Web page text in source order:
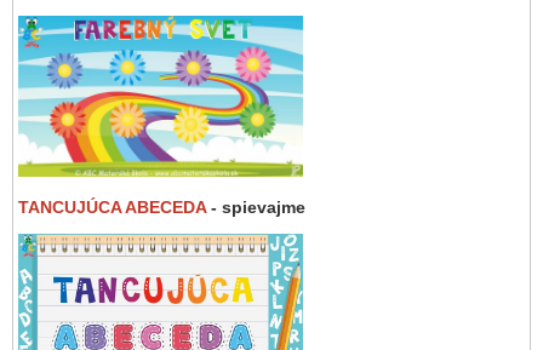
TANCUJÚCA ABECEDA- spievajme